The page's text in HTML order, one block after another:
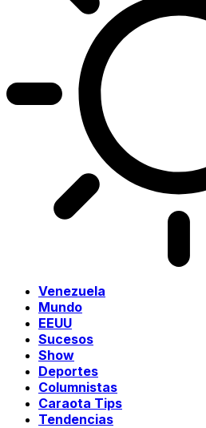
Venezuela
Mundo
EEUU
Sucesos
Show
Deportes
Columnistas
Caraota Tips
Tendencias